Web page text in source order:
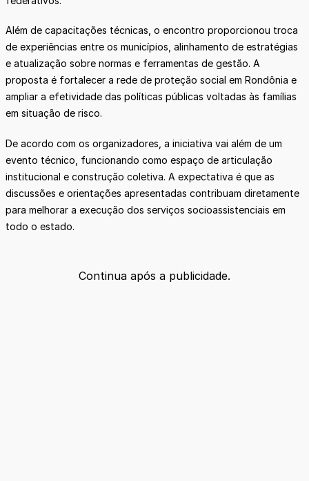
Além de capacitações técnicas, o encontro proporcionou troca
de experiências entre os municípios, alinhamento de estratégias
e atualização sobre normas e ferramentas de gestão. A
proposta é fortalecer a rede de proteção social em Rondônia e
ampliar a efetividade das políticas públicas voltadas às famílias
em situação de risco.
De acordo com os organizadores, a iniciativa vai além de um
evento técnico, funcionando como espaço de articulação
institucional e construção coletiva. A expectativa é que as
discussões e orientações apresentadas contribuam diretamente
para melhorar a execução dos serviços socioassistenciais em
todo o estado.
Continua após a publicidade.